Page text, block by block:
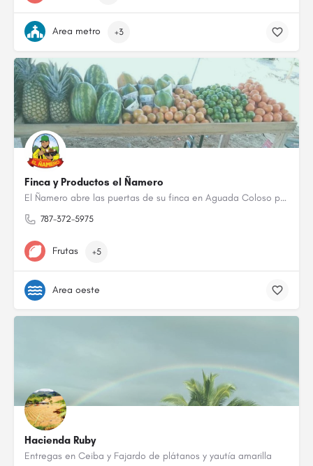
Area metro +3
Finca y Productos el Ñamero
El Ñamero abre las puertas de su finca en Aguada Coloso para ofrecer una experiencia educativa llena de…
787-372-5975
Frutas +5
Area oeste
Hacienda Ruby
Entregas en Ceiba y Fajardo de plátanos y yautía amarilla